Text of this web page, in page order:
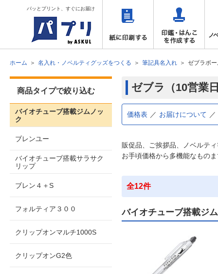
パッとプリント、すぐにお届け
ホーム 名入れ・ノベルティグッズをつくる 筆記具名入れ ゼブラボ
ゼブラ（10営業
価格表 お届けについて
販促品、ご挨拶品、ノベルテ
お手頃価格から多機能なもの
全12件
バイオチューブ搭載ジ
商品タイプで絞り込む
バイオチューブ搭載ジムノッ
ク
ブレンユー
バイオチューブ搭載サラサク
リップ
ブレン４＋S
フォルティア３００
クリップオンマルチ1000S
クリップオンG2色